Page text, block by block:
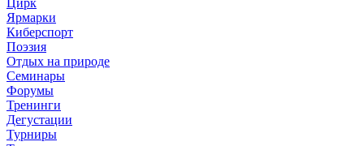
Цирк
Ярмарки
Киберспорт
Поэзия
Отдых на природе
Семинары
Форумы
Тренинги
Дегустации
Турниры